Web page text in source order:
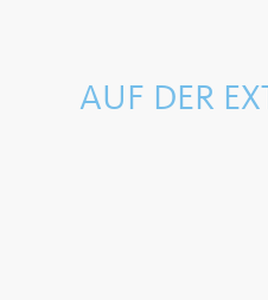
AUF DER